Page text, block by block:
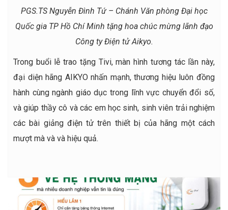
PGS.TS Nguyễn Đình Tứ – Chánh Văn phòng Đại học
Quốc gia TP Hồ Chí Minh tặng hoa chúc mừng lãnh đạo
Công ty Điện tử Aikyo.
Trong buổi lễ trao tặng Tivi, màn hình tương tác lần này,
đại diện hãng AIKYO nhấn mạnh, thương hiệu luôn đồng
hành cùng ngành giáo dục trong lĩnh vực chuyển đổi số,
và giúp thầy cô và các em học sinh, sinh viên trải nghiệm
các bài giảng điện tử trên thiết bị của hãng một cách
mượt mà và và hiệu quả.